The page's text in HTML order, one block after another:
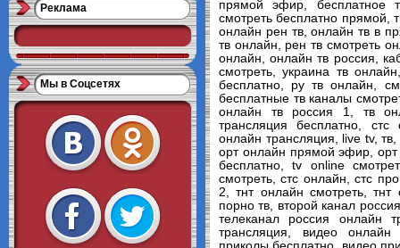
Реклама
Мы в Cоцсетях
прямой эфир, бесплатное
смотреть бесплатно прямой,
онлайн рен тв, онлайн тв в
тв онлайн, рен тв смотреть
онлайн, онлайн тв россия,
смотреть, украина тв
бесплатно, ру тв онлайн,
бесплатные тв каналы
онлайн тв россия 1, тв
трансляция бесплатно,
онлайн трансляция, live tv,
орт онлайн прямой эфир,
бесплатно, tv online
смотреть, стс онлайн, стс
2, тнт онлайн смотреть, тнт
порно тв, второй канал
телеканал россия онлайн
трансляция, видео онлайн